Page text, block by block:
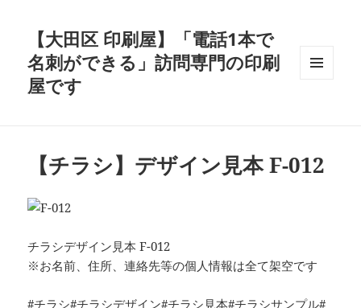
【大田区 印刷屋】「電話1本で
名刺ができる」訪問専門の印刷
屋です
【チラシ】デザイン見本 F-012
チラシデザイン見本 F-012
※お名前、住所、連絡先等の個人情報は全て架空です
#チラシ#チラシデザイン#チラシ見本#チラシサンプル#